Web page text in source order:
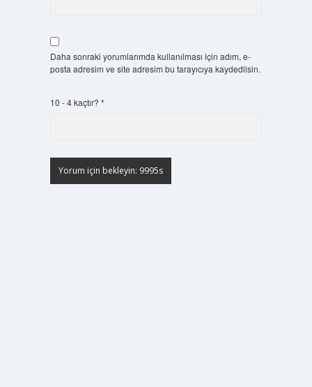
Daha sonraki yorumlarımda kullanılması için adım, e-
posta adresim ve site adresim bu tarayıcıya kaydedilsin.
10 - 4 kaçtır? *